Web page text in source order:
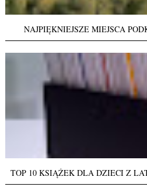
NAJPIĘKNIEJSZE MIEJSCA
TOP 10 KSIĄŻEK DLA DZIECI Z